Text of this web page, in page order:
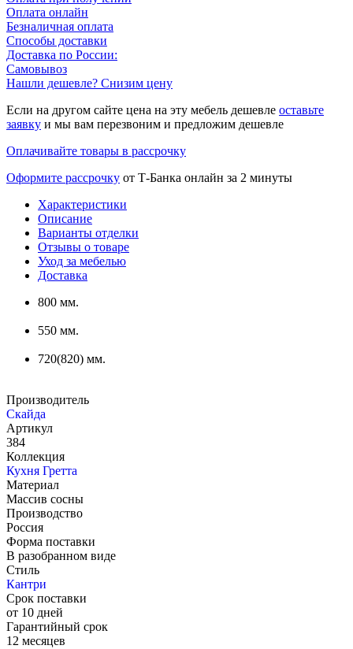
Оплата онлайн
Безналичная оплата
Способы доставки
Доставка по России:
Самовывоз
Нашли дешевле? Снизим цену
Если на другом сайте цена на эту мебель дешевле оставьте
заявку и мы вам перезвоним и предложим дешевле
Оплачивайте товары в рассрочку
Оформите рассрочку от Т-Банка онлайн за 2 минуты
Характеристики
Описание
Варианты отделки
Отзывы о товаре
Уход за мебелью
Доставка
800 мм.
550 мм.
720(820) мм.
Производитель
Скайда
Артикул
384
Коллекция
Кухня Гретта
Материал
Массив сосны
Производство
Россия
Форма поставки
В разобранном виде
Стиль
Кантри
Срок поставки
от 10 дней
Гарантийный срок
12 месяцев